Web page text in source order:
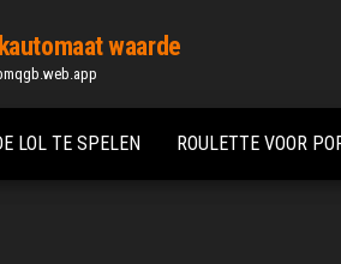
waarde
LOL TE SPELEN ROULETTE VOOR